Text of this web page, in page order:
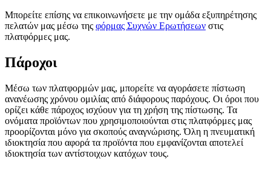
Μπορείτε επίσης να επικοινωνήσετε με την ομάδα εξυπηρέτησης
πελατών μας μέσω της φόρμας Συχνών Ερωτήσεων στις
πλατφόρμες μας.
Πάροχοι
Μέσω των πλατφορμών μας, μπορείτε να αγοράσετε πίστωση
ανανέωσης χρόνου ομιλίας από διάφορους παρόχους. Οι όροι που
ορίζει κάθε πάροχος ισχύουν για τη χρήση της πίστωσης. Τα
ονόματα προϊόντων που χρησιμοποιούνται στις πλατφόρμες μας
προορίζονται μόνο για σκοπούς αναγνώρισης. Όλη η πνευματική
ιδιοκτησία που αφορά τα προϊόντα που εμφανίζονται αποτελεί
ιδιοκτησία των αντίστοιχων κατόχων τους.